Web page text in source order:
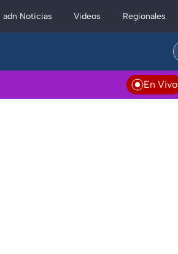
adn Noticias Videos Regionales
En Vivo